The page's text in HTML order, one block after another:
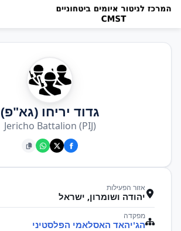
גדוד יריחו (גא"פ)
Jericho Battalion (PIJ)
אזור הפעילות
יהודה ושומרון, ישראל
מפקדה
הג'יהאד האסלאמי הפלסטיני